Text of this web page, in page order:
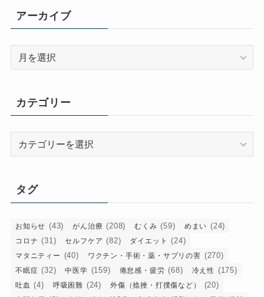
アーカイブ
ブ
カテゴリー
ー
タグ
お知らせ (43) がん治療 (208) むくみ (59) めまい (24)
コロナ (31) セルフケア (82) ダイエット (24)
マタニティー (40) ワクチン・手術・薬・サプリの害 (270)
不眠症 (32) 中医学 (159) 倦怠感・疲労 (68) 冷え性 (175)
吐血 (4) 呼吸困難 (24) 外傷（捻挫・打撲傷など） (20)